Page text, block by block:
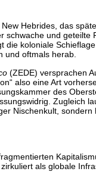
Hebrides, das
und geteilte
die koloniale
und oftmals herab.
(ZEDE) versprachen
also eine Art
des
Zugleich
Nischenkult,
als globale